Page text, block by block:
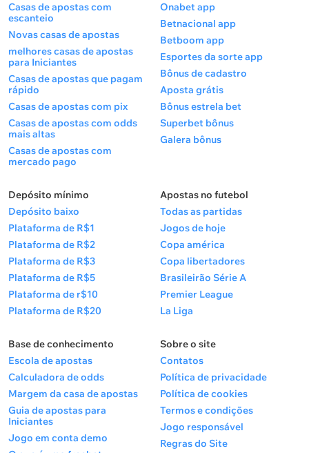
Casas de apostas com
escanteio
Novas casas de apostas
melhores casas de apostas
para Iniciantes
Casas de apostas que pagam
rápido
Casas de apostas com pix
Casas de apostas com odds
mais altas
Casas de apostas com
mercado pago
Onabet app
Betnacional app
Betboom app
Esportes da sorte app
Bônus de cadastro
Aposta grátis
Bônus estrela bet
Superbet bônus
Galera bônus
Depósito mínimo
Depósito baixo
Plataforma de R$1
Plataforma de R$2
Plataforma de R$3
Plataforma de R$5
Plataforma de r$10
Plataforma de R$20
Apostas no futebol
Todas as partidas
Jogos de hoje
Copa américa
Copa libertadores
Brasileirão Série A
Premier League
La Liga
Base de conhecimento
Escola de apostas
Calculadora de odds
Margem da casa de apostas
Guia de apostas para
Iniciantes
Jogo em conta demo
Sobre o site
Contatos
Política de privacidade
Política de cookies
Termos e condições
Jogo responsável
Regras do Site